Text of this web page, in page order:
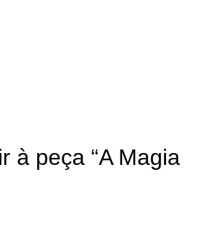
à peça “A Magia